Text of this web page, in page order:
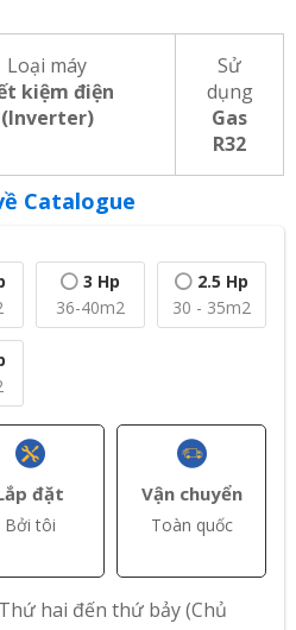
Loại máy
kiệm điện
(Inverter)
Sử
dụng
Gas
R32
Catalogue
3 Hp
36-40m2
2.5 Hp
30 - 35m2
đặt
Bởi tôi
Vận chuyển
Toàn quốc
hai đến thứ bảy (Chủ